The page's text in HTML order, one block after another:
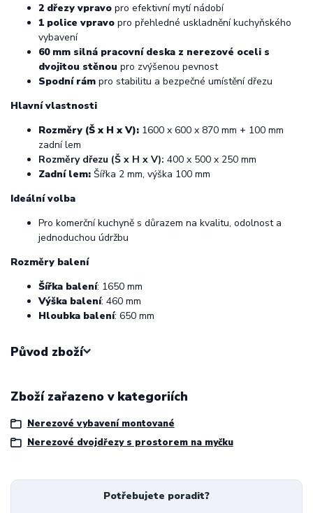
2 dřezy vpravo pro efektivní mytí nádobí
1 police vpravo pro přehledné uskladnění kuchyňského
vybavení
60 mm silná pracovní deska z nerezové oceli s
dvojitou stěnou pro zvýšenou pevnost
Spodní rám pro stabilitu a bezpečné umístění dřezu
Hlavní vlastnosti
Rozměry (Š x H x V): 1600 x 600 x 870 mm + 100 mm
zadní lem
Rozměry dřezu (Š x H x V): 400 x 500 x 250 mm
Zadní lem: Šířka 2 mm, výška 100 mm
Ideální volba
Pro komerční kuchyně s důrazem na kvalitu, odolnost a
jednoduchou údržbu
Rozměry balení
Šířka balení: 1650 mm
Výška balení: 460 mm
Hloubka balení: 650 mm
Původ zboží
Zboží zařazeno v kategoriích
Nerezové vybavení montované
Nerezové dvojdřezy s prostorem na myčku
Potřebujete poradit?